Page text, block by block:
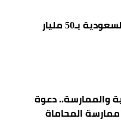
الصين: تبادل تجاري مع السعودية بـ50 مليار
والممارسة.. دعوة
المحاماة